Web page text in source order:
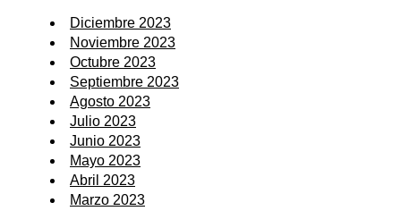
Diciembre 2023
Noviembre 2023
Octubre 2023
Septiembre 2023
Agosto 2023
Julio 2023
Junio 2023
Mayo 2023
Abril 2023
Marzo 2023